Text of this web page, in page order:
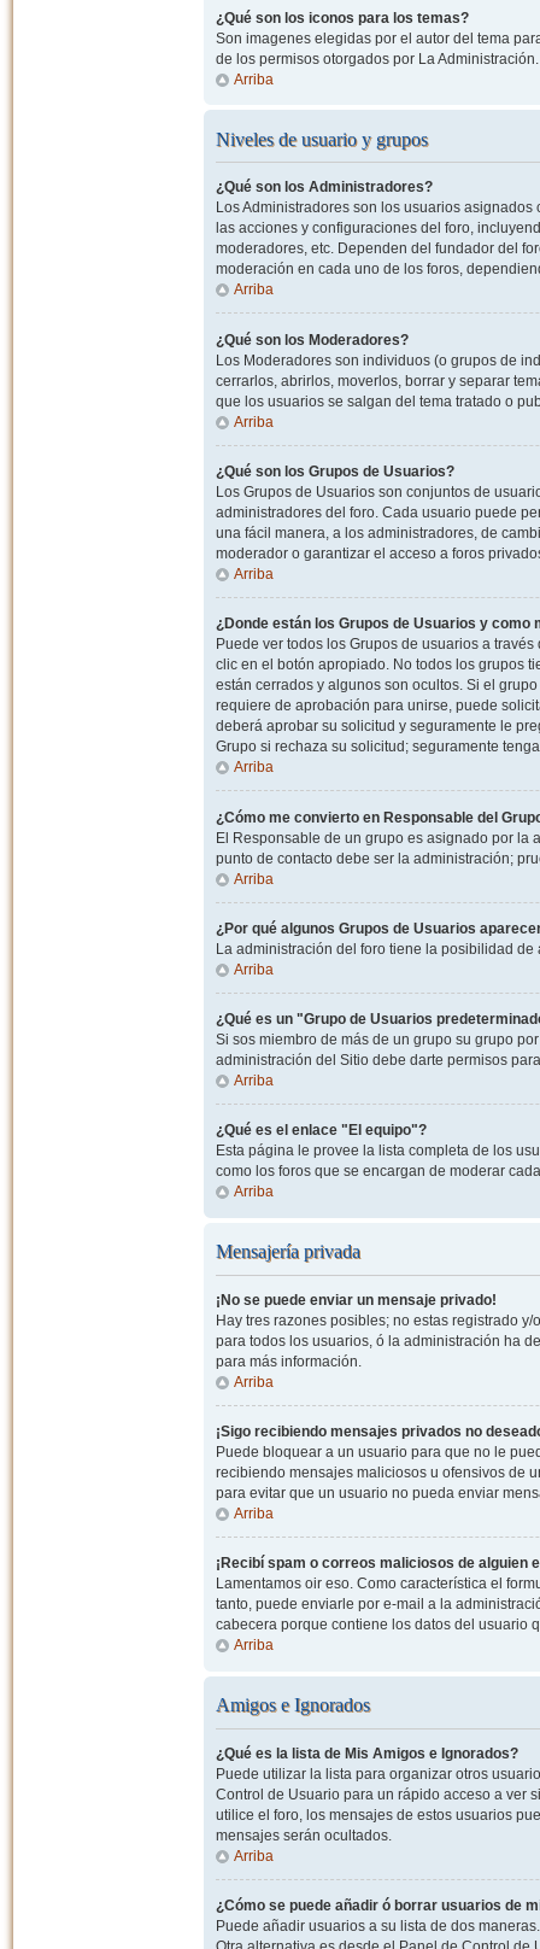
¿Qué son los iconos para los temas?
Son imagenes elegidas por el autor del tema
de los permisos otorgados por La Administración.
Arriba
Niveles de usuario y grupos
¿Qué son los Administradores?
Los Administradores son los usuarios
las acciones y configuraciones del foro,
moderadores, etc. Dependen del fundador del
moderación en cada uno de los foros,
Arriba
¿Qué son los Moderadores?
Los Moderadores son individuos (o grupos de
cerrarlos, abrirlos, moverlos, borrar y separar
que los usuarios se salgan del tema tratado o
Arriba
¿Qué son los Grupos de Usuarios?
Los Grupos de Usuarios son conjuntos de
administradores del foro. Cada usuario puede
una fácil manera, a los administradores, de
moderador o garantizar el acceso a foros
Arriba
¿Donde están los Grupos de Usuarios y como
Puede ver todos los Grupos de usuarios a
clic en el botón apropiado. No todos los grupos
están cerrados y algunos son ocultos. Si el
requiere de aprobación para unirse, puede
deberá aprobar su solicitud y seguramente le
Grupo si rechaza su solicitud; seguramente
Arriba
¿Cómo me convierto en Responsable del
El Responsable de un grupo es asignado por la
punto de contacto debe ser la administración;
Arriba
¿Por qué algunos Grupos de Usuarios
La administración del foro tiene la posibilidad
Arriba
¿Qué es un "Grupo de Usuarios
Si sos miembro de más de un grupo su grupo
administración del Sitio debe darte permisos
Arriba
¿Qué es el enlace "El equipo"?
Esta página le provee la lista completa de los
como los foros que se encargan de moderar
Arriba
Mensajería privada
¡No se puede enviar un mensaje privado!
Hay tres razones posibles; no estas registrado
para todos los usuarios, ó la administración ha
para más información.
Arriba
¡Sigo recibiendo mensajes privados no
Puede bloquear a un usuario para que no le
recibiendo mensajes maliciosos u ofensivos de
para evitar que un usuario no pueda enviar
Arriba
¡Recibí spam o correos maliciosos de alguien
Lamentamos oir eso. Como característica el
tanto, puede enviarle por e-mail a la
cabecera porque contiene los datos del usuario
Arriba
Amigos e Ignorados
¿Qué es la lista de Mis Amigos e Ignorados?
Puede utilizar la lista para organizar otros
Control de Usuario para un rápido acceso a ver
utilice el foro, los mensajes de estos usuarios
mensajes serán ocultados.
Arriba
¿Cómo se puede añadir ó borrar usuarios de
Puede añadir usuarios a su lista de dos